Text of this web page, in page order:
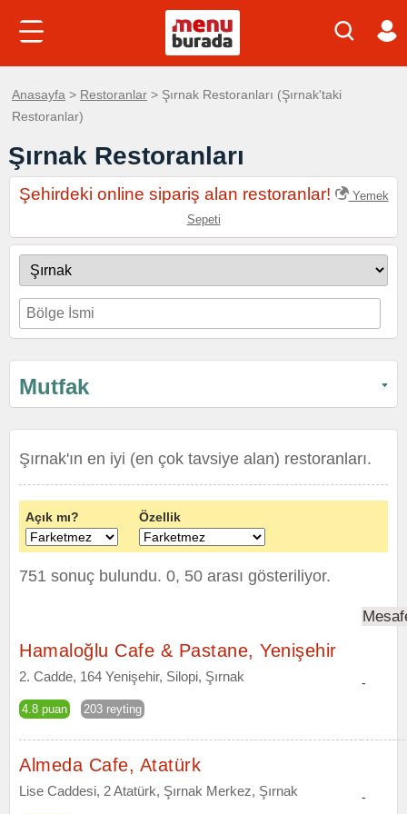
Anasayfa > Restoranlar > Şırnak Restoranları (Şırnak'taki
Restoranlar)
Şırnak Restoranları
Şehirdeki online sipariş alan restoranlar!
Yemek
Sepeti
Mutfak
Şırnak'ın en iyi (en çok tavsiye alan) restoranları.
Açık mı? Özellik
751 sonuç bulundu. 0, 50 arası gösteriliyor.
Hamaloğlu Cafe & Pastane, Yenişehir
2. Cadde, 164 Yenişehir, Silopi, Şırnak
4.8 puan 203 reyting
-
Almeda Cafe, Atatürk
Lise Caddesi, 2 Atatürk, Şırnak Merkez, Şırnak -